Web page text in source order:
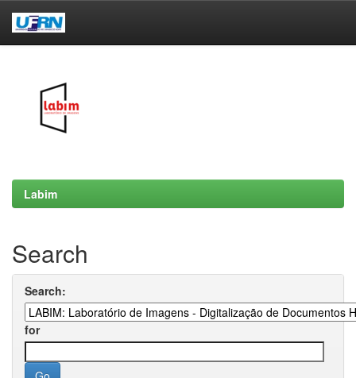
Labim
Search
Search:
for